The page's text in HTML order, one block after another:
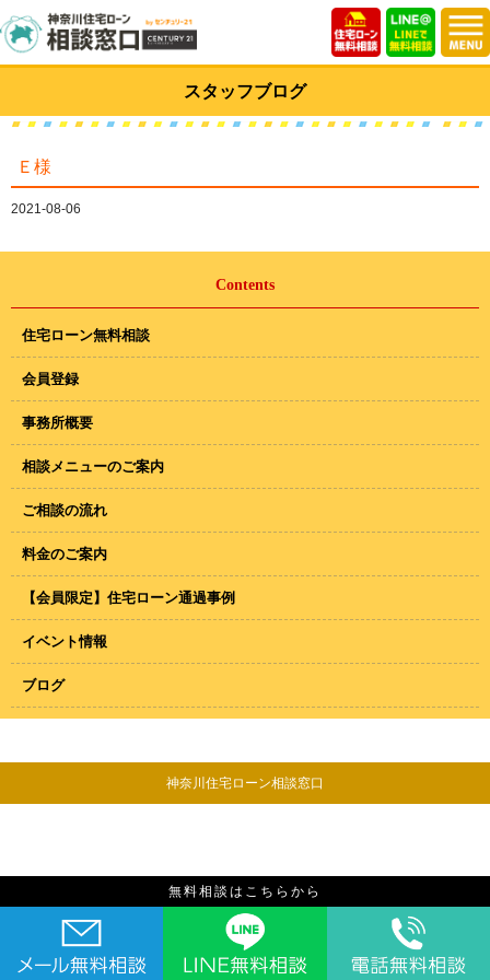
スタッフブログ
Ｅ様
2021-08-06
Contents
住宅ローン無料相談
会員登録
事務所概要
相談メニューのご案内
ご相談の流れ
料金のご案内
【会員限定】住宅ローン通過事例
イベント情報
ブログ
神奈川住宅ローン相談窓口
無料相談はこちらから